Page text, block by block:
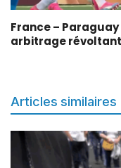
France –
arbitrage
Articles similaires